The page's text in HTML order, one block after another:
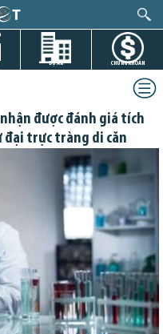
DỰ ÁN CHỨNG KHOÁN
được đánh giá tích
trực tràng di căn